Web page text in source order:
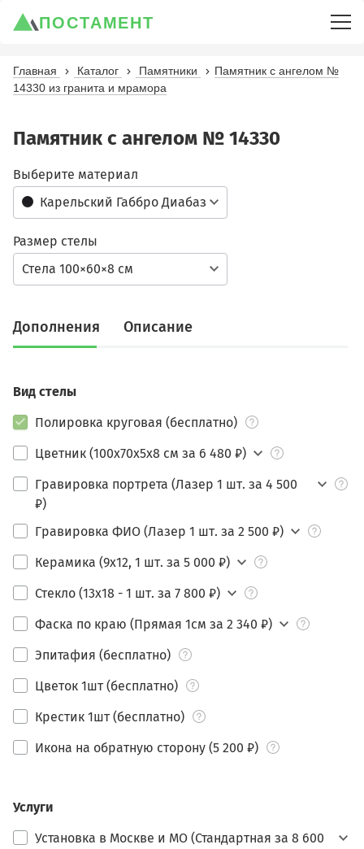
ПОСТАМЕНТ
Главная Каталог Памятники
Памятник с ангелом №
14330 из гранита и мрамора
Памятник с ангелом № 14330
Карельский Габбро Диабаз
Выберите материал
Стела 100×60×8 см
Размер стелы
Дополнения Описание
Вид стелы
Полировка круговая (бесплатно)
Цветник (100х70х5х8 см за 6 480 ₽)
Гравировка портрета (Лазер 1 шт. за 4 500
₽)
Гравировка ФИО (Лазер 1 шт. за 2 500 ₽)
Керамика (9х12, 1 шт. за 5 000 ₽)
Стекло (13х18 - 1 шт. за 7 800 ₽)
Фаска по краю (Прямая 1см за 2 340 ₽)
Эпитафия (бесплатно)
Цветок 1шт (бесплатно)
Крестик 1шт (бесплатно)
Икона на обратную сторону (5 200 ₽)
Услуги
Установка в Москве и МО (Стандартная за 8 600